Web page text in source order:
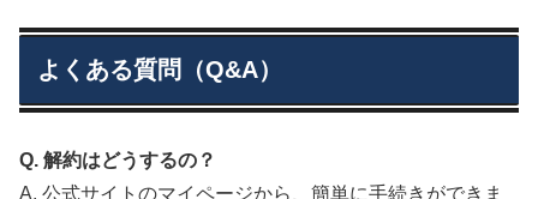
よくある質問（Q&A）
Q. 解約はどうするの？
A. 公式サイトのマイページから、簡単に手続きができま